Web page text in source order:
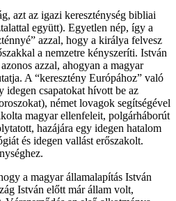
azt az igazi kereszténység bibliai
együtt). Egyetlen nép, így a
azzal, hogy a királya felvesz
a nemzetre kényszeríti. István
azzal, ahogyan a magyar
A “keresztény Európához” való
idegen csapatokat hívott be az
német lovagok segítségével
magyar ellenfeleit, polgárháborút
hazájára egy idegen hatalom
és idegen vallást erőszakolt.
a magyar államalapítás István
István előtt már állam volt,